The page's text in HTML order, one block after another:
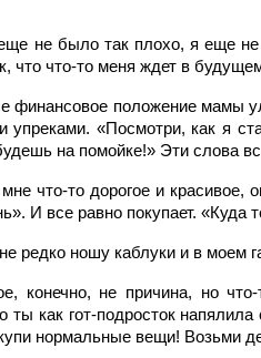
не было так плохо, я еще
что что-то меня ждет в
финансовое положение мамы
«Посмотри, как я
на помойке!» Эти слова
что-то дорогое и
И все равно покупает. «Куда
редко ношу каблуки и в моем
конечно, не причина, но
ты как гот-подросток
нормальные вещи! Возьми